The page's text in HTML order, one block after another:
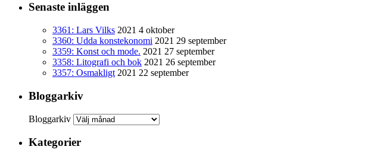
Senaste inläggen
3361: Lars Vilks 2021 4 oktober
3360: Udda konstekonomi 2021 29 september
3359: Konst och mode. 2021 27 september
3358: Litografi och bok 2021 26 september
3357: Osmakligt 2021 22 september
Bloggarkiv
Bloggarkiv
Kategorier